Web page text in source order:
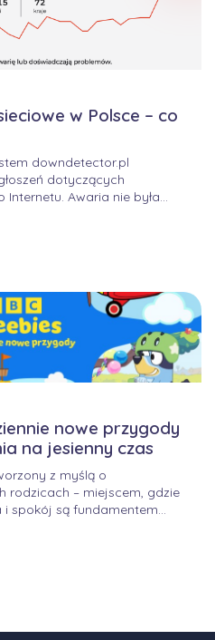
w Polsce – co
downdetector.pl
dotyczących
Awaria nie była
błędu w globalnej
Internet przypomina
nowe przygody
na jesienny czas
z myślą o
rodzicach – miejscem, gdzie
spokój są fundamentem
w której dzieci
bezpieczny, kreatywny i